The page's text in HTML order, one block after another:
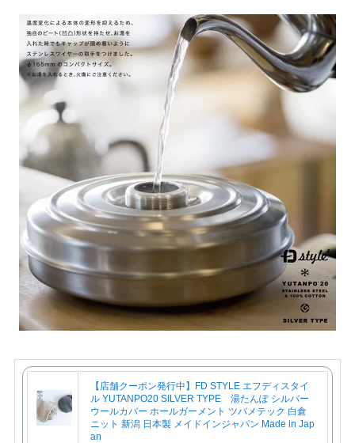
【店舗クーポン発行中】FD STYLE エフディスタイ
ル YUTANPO20 SILVER TYPE 湯たんぽ シルバー
ウールカバー ホールガーメント ツバメテック 白倉
ニット 新潟 日本製 メイドインジャパン Made in Jap
an